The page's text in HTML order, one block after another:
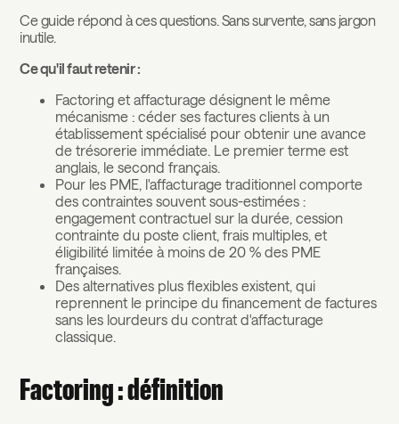
Ce guide répond à ces questions. Sans survente, sans jargon
inutile.
Ce qu'il faut retenir :
Factoring et affacturage désignent le même
mécanisme : céder ses factures clients à un
établissement spécialisé pour obtenir une avance
de trésorerie immédiate. Le premier terme est
anglais, le second français.
Pour les PME, l'affacturage traditionnel comporte
des contraintes souvent sous-estimées :
engagement contractuel sur la durée, cession
contrainte du poste client, frais multiples, et
éligibilité limitée à moins de 20 % des PME
françaises.
Des alternatives plus flexibles existent, qui
reprennent le principe du financement de factures
sans les lourdeurs du contrat d'affacturage
classique.
Factoring : définition